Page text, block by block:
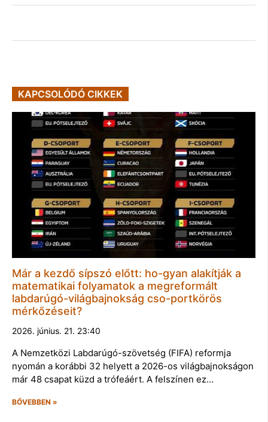
KAPCSOLÓDÓ CIKKEK
Már a kezdő sípszó előtt: ho-gyan alakítják a
matematikai folyamatok a megreformált
labdarúgó-világbajnokság cso-portkörös
mérkőzéseit?
2026. június. 21. 23:40
A Nemzetközi Labdarúgó-szövetség (FIFA) reformja
nyomán a korábbi 32 helyett a 2026-os világbajnokságon
már 48 csapat küzd a trófeáért. A felszínen ez…
BŐVEBBEN »